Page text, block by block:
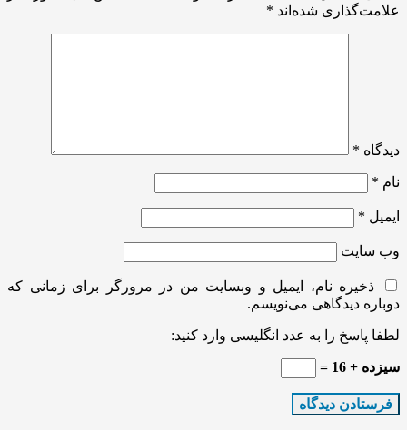
علامت‌گذاری شده‌اند *
دیدگاه *
نام *
ایمیل *
وب‌ سایت
ذخیره نام، ایمیل و وبسایت من در مرورگر برای زمانی که
دوباره دیدگاهی می‌نویسم.
لطفا پاسخ را به عدد انگلیسی وارد کنید:
سیزده + 16 =